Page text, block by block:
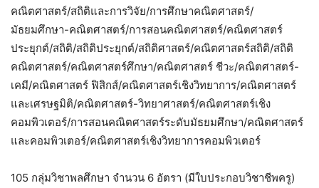
คณิตศาสตร์/สถิติและการวิจัย/การศึกษาคณิตศาสตร์/
มัธยมศึกษา-คณิตศาสตร์/การสอนคณิตศาสตร์/คณิตศาสตร์
ประยุกต์/สถิติ/สถิติประยุกต์/สถิติศาสตร์/คณิตศาสตร์สถิติ/สถิติ
คณิตศาสตร์/คณิตศาสตร์ศึกษา/คณิตศาสตร์ ชีวะ/คณิตศาสตร์-
เคมี/คณิตศาสตร์ ฟิสิกส์/คณิตศาสตร์เชิงวิทยาการ/คณิตศาสตร์
และเศรษฐมิติ/คณิตศาสตร์-วิทยาศาสตร์/คณิตศาสตร์เชิง
คอมพิวเตอร์/การสอนคณิตศาสตร์ระดับมัธยมศึกษา/คณิตศาสตร์
และคอมพิวเตอร์/คณิตศาสตร์เชิงวิทยาการคอมพิวเตอร์
105 กลุ่มวิชาพลศึกษา จำนวน 6 อัตรา (มีใบประกอบวิชาชีพครู)